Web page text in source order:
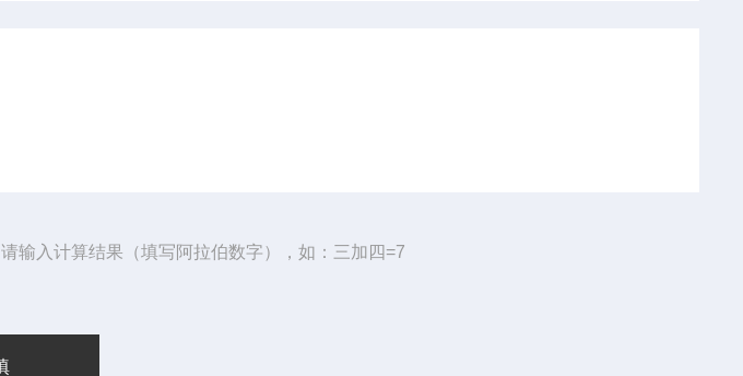
请输入计算结果（填写阿拉伯数字），如：三加四=7